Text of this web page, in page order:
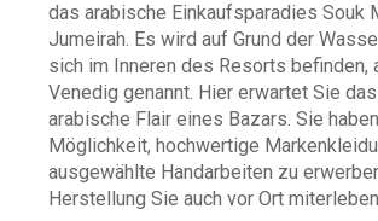
das arabische Einkaufsparadies Souk
Jumeirah. Es wird auf Grund der
sich im Inneren des Resorts befinden,
Venedig genannt. Hier erwartet Sie
arabische Flair eines Bazars. Sie
Möglichkeit, hochwertige
ausgewählte Handarbeiten zu
Herstellung Sie auch vor Ort